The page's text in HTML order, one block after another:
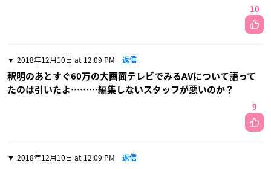
10
2018年12月10日 at 12:09 PM 返信
釈明のあとすぐ60万の大画面テレビでみるAVについて語って
たのは引いたよ………編集しないスタッフが悪いのか？
9
2018年12月10日 at 12:09 PM 返信